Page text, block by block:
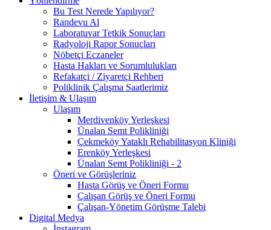
Bu Test Nerede Yapılıyor?
Randevu Al
Laboratuvar Tetkik Sonuçları
Radyoloji Rapor Sonuçları
Nöbetçi Eczaneler
Hasta Hakları ve Sorumlulukları
Refakatçi / Ziyaretçi Rehberi
Poliklinik Çalışma Saatlerimiz
İletişim & Ulaşım
Ulaşım
Merdivenköy Yerleşkesi
Ünalan Semt Polikliniği
Çekmeköy Yataklı Rehabilitasyon Kliniği
Erenköy Yerleşkesi
Ünalan Semt Polikliniği - 2
Öneri ve Görüşleriniz
Hasta Görüş ve Öneri Formu
Çalışan Görüş ve Öneri Formu
Çalışan-Yönetim Görüşme Talebi
Digital Medya